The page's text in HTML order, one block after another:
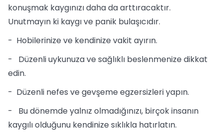
konuşmak kaygınızı daha da arttıracaktır.
Unutmayın ki kaygı ve panik bulaşıcıdır.
- Hobilerinize ve kendinize vakit ayırın.
- Düzenli uykunuza ve sağlıklı beslenmenize dikkat
edin.
- Düzenli nefes ve gevşeme egzersizleri yapın.
- Bu dönemde yalnız olmadığınızı, birçok insanın
kaygılı olduğunu kendinize sıklıkla hatırlatın.